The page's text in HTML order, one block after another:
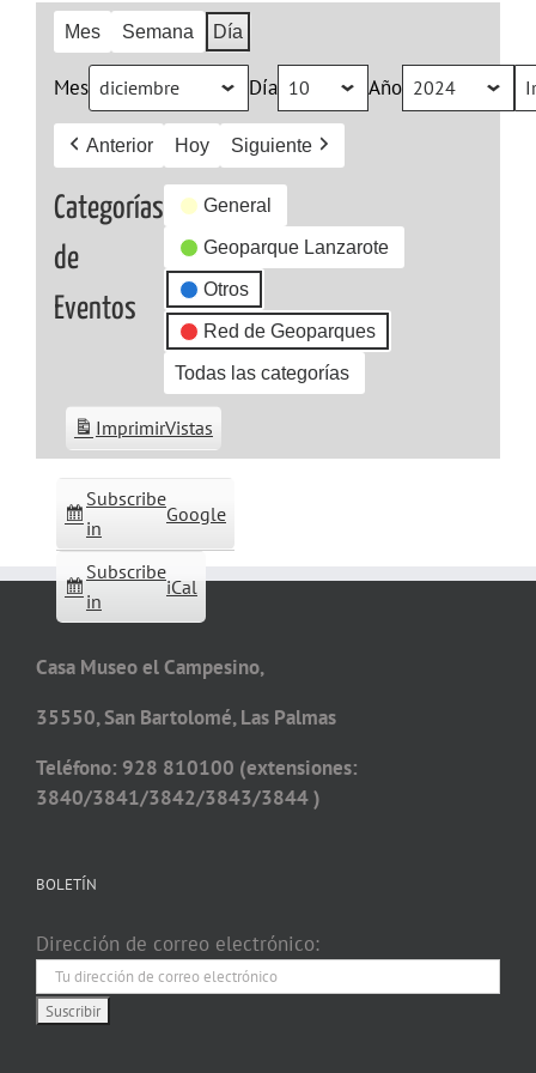
Mes Semana Día
Mes Día Año
Anterior Hoy Siguiente
Categorías
de
Eventos
General
Geoparque Lanzarote
Otros
Red de Geoparques
Todas las categorías
Subscribe
in
Google
Subscribe
in
iCal
ImprimirVistas
Casa Museo el Campesino,
35550, San Bartolomé, Las Palmas
Teléfono: 928 810100 (extensiones:
3840/3841/3842/3843/3844 )
BOLETÍN
Dirección de correo electrónico: